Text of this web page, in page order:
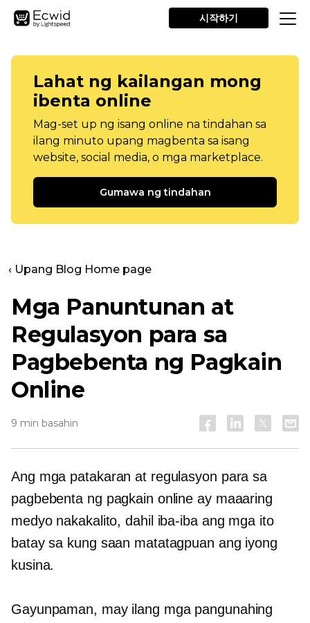
시작하기
Lahat ng kailangan mong
ibenta online
Mag-set up ng isang online na tindahan sa
ilang minuto upang magbenta sa isang
website, social media, o mga marketplace.
Gumawa ng tindahan
‹ Upang Blog Home page
Mga Panuntunan at
Regulasyon para sa
Pagbebenta ng Pagkain
Online
9 min basahin
Ang mga patakaran at regulasyon para sa
pagbebenta ng pagkain online ay maaaring
medyo nakakalito, dahil iba-iba ang mga ito
batay sa kung saan matatagpuan ang iyong
kusina.
Gayunpaman, may ilang mga pangunahing